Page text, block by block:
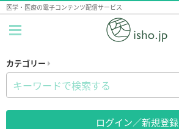
医学・医療の電子コンテンツ配信サービス
カテゴリー
ログイン／新規登録